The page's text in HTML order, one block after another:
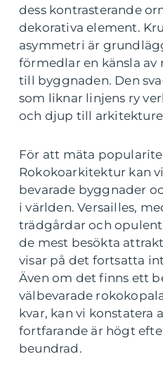
dess kontrasterande
dekorativa element.
asymmetri är
förmedlar en känsla av
till byggnaden. Den
som liknar linjens ry
och djup till
För att mäta
Rokokoarkitektur kan
bevarade byggnader
i världen. Versailles,
trädgårdar och
de mest besökta
visar på det fortsatta
Även om det finns ett
välbevarade
kvar, kan vi konstatera
fortfarande är högt
beundrad.